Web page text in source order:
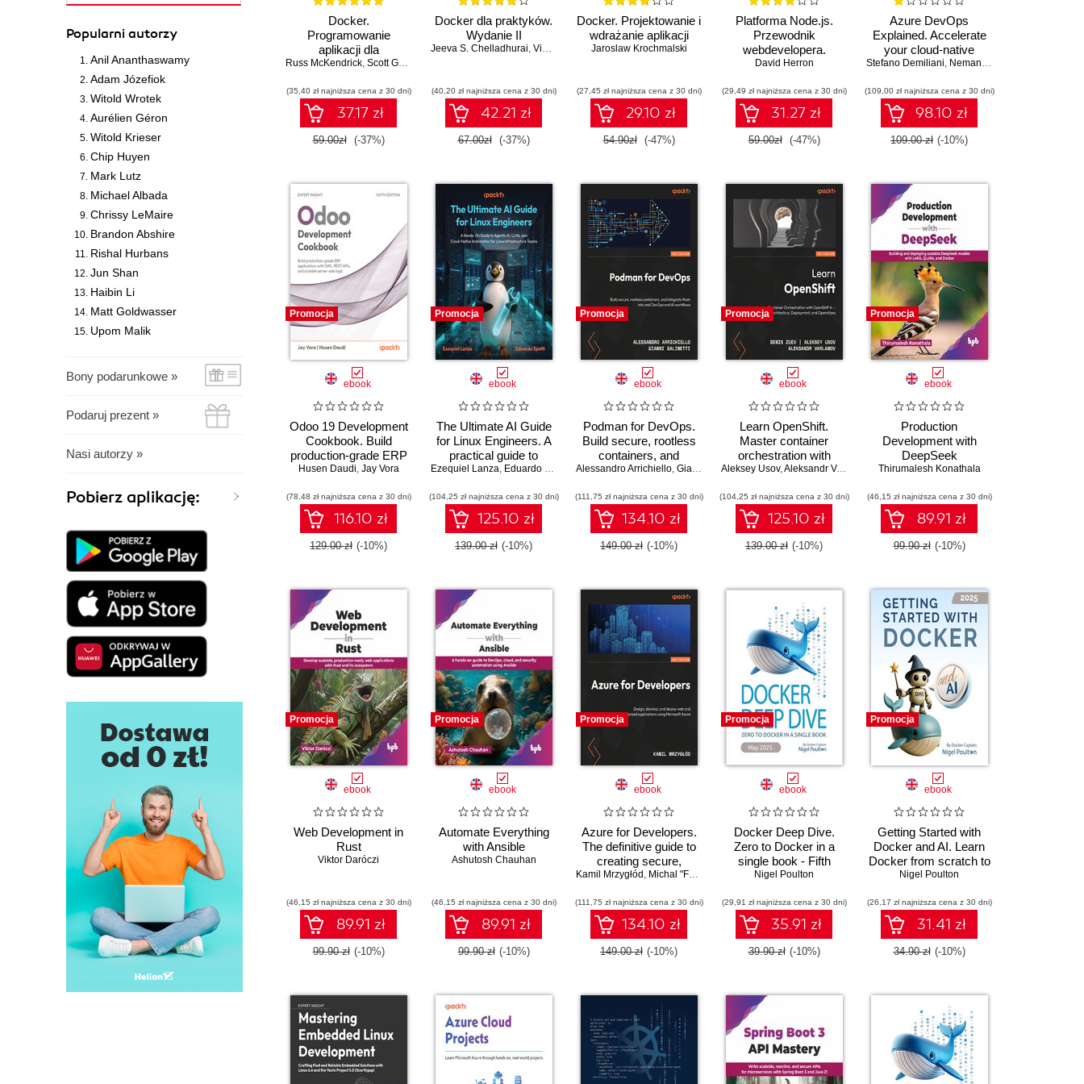
Popularni autorzy
Anil Ananthaswamy
Adam Józefiok
Witold Wrotek
Aurélien Géron
Witold Krieser
Chip Huyen
Mark Lutz
Michael Albada
Chrissy LeMaire
Brandon Abshire
Rishal Hurbans
Jun Shan
Haibin Li
Matt Goldwasser
Upom Malik
Bony podarunkowe »
Podaruj prezent »
Nasi autorzy »
Pobierz aplikację:
Docker.
Programowanie
aplikacji dla
zaawansowanych.
Russ McKendrick, Scott Gallagher
(35,40 zł najniższa cena z 30 dni)
37.17 zł
59.00zł (-37%)
Docker dla praktyków.
Wydanie II
Jeeva S. Chelladhurai, Vinod Singh ,Pethuru Raj
(40,20 zł najniższa cena z 30 dni)
42.21 zł
67.00zł (-37%)
Docker. Projektowanie i
wdrażanie aplikacji
Jaroslaw Krochmalski
(27,45 zł najniższa cena z 30 dni)
29.10 zł
54.90zł (-47%)
Platforma Node.js.
Przewodnik
webdevelopera.
Wydanie III
David Herron
(29,49 zł najniższa cena z 30 dni)
31.27 zł
59.00zł (-47%)
Azure DevOps
Explained. Accelerate
your cloud-native
software development
Cloud Excellence -
Second Edition
Stefano Demiliani, Nemanja Jovic
(109,00 zł najniższa cena z 30 dni)
98.10 zł
109.00 zł (-10%)
Promocja
ebook
Odoo 19 Development
Cookbook. Build
production-grade ERP
applications with OWL,
scalable server-side
logic - Sixth Edition
Husen Daudi, Jay Vora
(78,48 zł najniższa cena z 30 dni)
116.10 zł
129.00 zł (-10%)
Promocja
ebook
The Ultimate AI Guide
for Linux Engineers. A
practical guide to
harnessing AI, LLMs,
environments
Ezequiel Lanza, Eduardo Spotti
(104,25 zł najniższa cena z 30 dni)
125.10 zł
139.00 zł (-10%)
Promocja
ebook
Podman for DevOps.
Build secure, rootless
containers, and
integrate them into real
workflows - Second
Edition
Alessandro Arrichiello, Gianni Salinetti
(111,75 zł najniższa cena z 30 dni)
134.10 zł
149.00 zł (-10%)
Promocja
ebook
Learn OpenShift.
Master container
orchestration with
OpenShift 4 –
deployment, and
operations - Second
Edition
Aleksey Usov,Aleksandr Varlamov Denis Zuev
(104,25 zł najniższa cena z 30 dni)
125.10 zł
139.00 zł (-10%)
Promocja
ebook
Production
Development with
DeepSeek
Thirumalesh Konathala
(46,15 zł najniższa cena z 30 dni)
89.91 zł
99.90 zł (-10%)
Promocja
ebook
Web Development in
Rust
Viktor Daróczi
(46,15 zł najniższa cena z 30 dni)
89.91 zł
99.90 zł (-10%)
Promocja
ebook
Automate Everything
with Ansible
Ashutosh Chauhan
(46,15 zł najniższa cena z 30 dni)
89.91 zł
99.90 zł (-10%)
Promocja
ebook
Azure for Developers.
The definitive guide to
creating secure,
scalable Azure apps
and DevOps pipelines -
Third Edition
Kamil Mrzygłód , Michal "Furman" Furmankiewicz
(111,75 zł najniższa cena z 30 dni)
134.10 zł
149.00 zł (-10%)
Promocja
ebook
Docker Deep Dive.
Zero to Docker in a
single book - Fifth
Edition
Nigel Poulton
(29,91 zł najniższa cena z 30 dni)
35.91 zł
39.90 zł (-10%)
Promocja
ebook
Getting Started with
Docker and AI. Learn
Docker from scratch to
AI-powered container
practical steps - Third
Edition
Nigel Poulton
(26,17 zł najniższa cena z 30 dni)
31.41 zł
34.90 zł (-10%)